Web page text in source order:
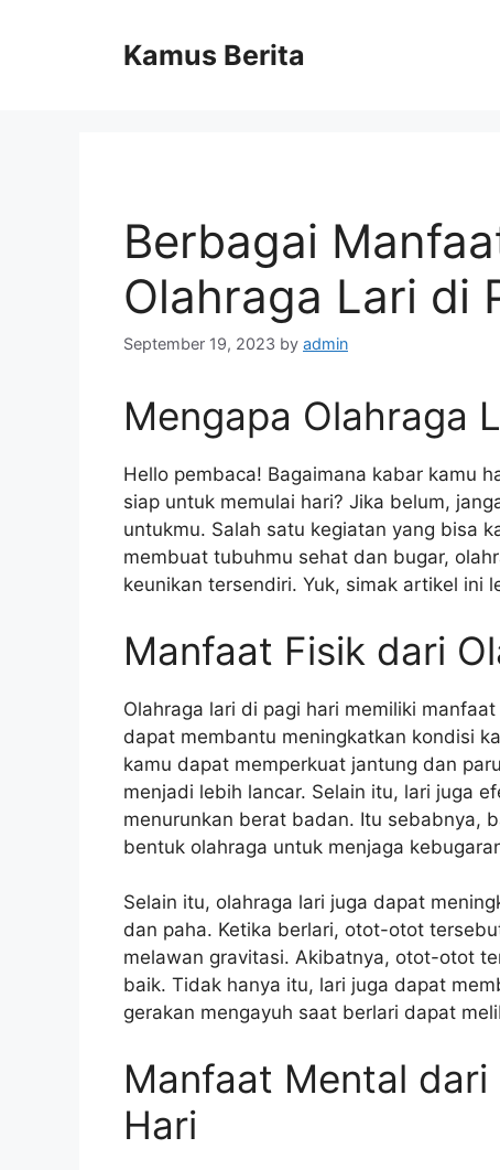
Kamus Berita
Berbagai
Olahraga Lari di
September 19, 2023 by admin
Mengapa Olahraga
Hello pembaca! Bagaimana kabar kamu
siap untuk memulai hari? Jika belum,
untukmu. Salah satu kegiatan yang bisa
membuat tubuhmu sehat dan bugar,
keunikan tersendiri. Yuk, simak artikel ini
Manfaat Fisik dari
Olahraga lari di pagi hari memiliki
dapat membantu meningkatkan kondisi
kamu dapat memperkuat jantung dan
menjadi lebih lancar. Selain itu, lari juga
menurunkan berat badan. Itu sebabnya,
bentuk olahraga untuk menjaga
Selain itu, olahraga lari juga dapat
dan paha. Ketika berlari, otot-otot
melawan gravitasi. Akibatnya, otot-otot
baik. Tidak hanya itu, lari juga dapat
gerakan mengayuh saat berlari dapat
Manfaat Mental
Hari